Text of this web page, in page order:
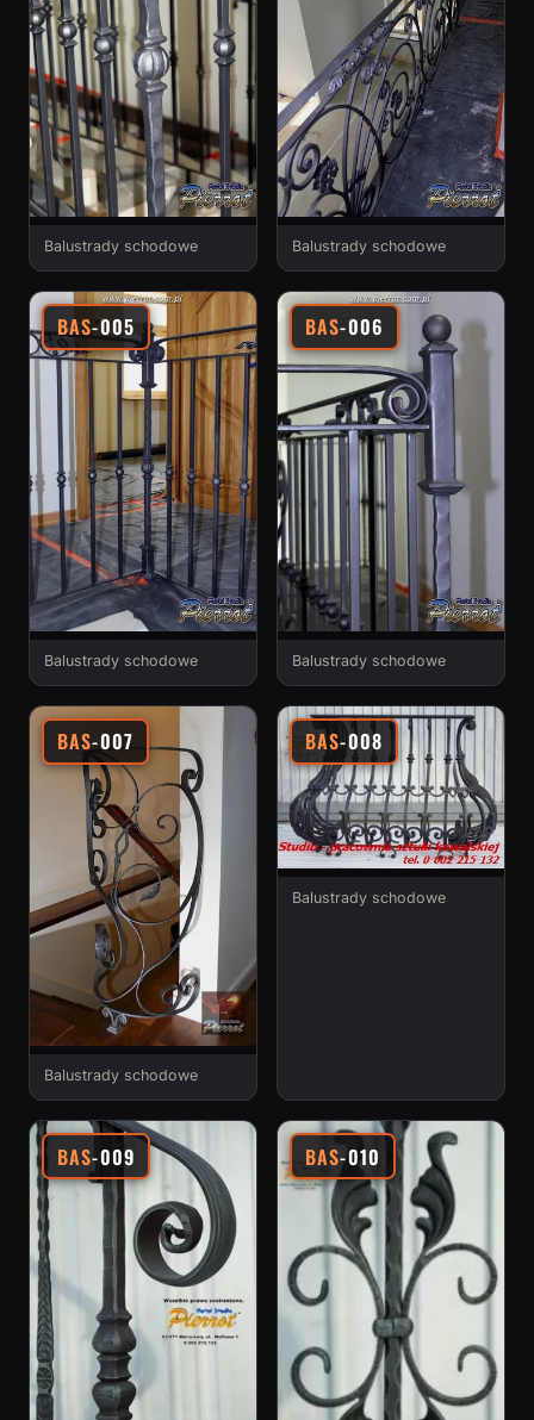
Balustrady schodowe Balustrady schodowe
BAS-005
Balustrady schodowe
BAS-006
Balustrady schodowe
BAS-007
Balustrady schodowe
BAS-008
Balustrady schodowe
BAS-009 BAS-010